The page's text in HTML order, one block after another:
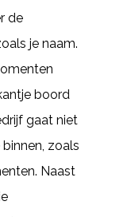
de
je naam.
boord
gaat niet
zoals
Naast